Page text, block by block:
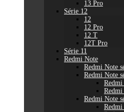
13 Pro
Série 12
12
12 Pro
12 T
12T Pro
Série 11
Redmi Note
Redmi Note
Redmi Note
Redmi Note